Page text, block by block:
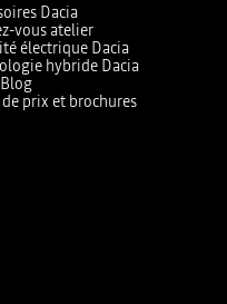
Dacia
vous atelier
électrique Dacia
hybride Dacia
prix et brochures